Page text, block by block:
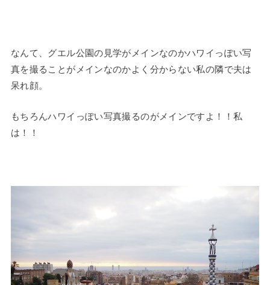
なんて、グエル公園の見学がメインなのかハワイっぽい写
真を撮ることがメインなのかよく分からない私の隣で夫は
呆れ顔。
もちろんハワイっぽい写真撮るのがメインですよ！！私
は！！